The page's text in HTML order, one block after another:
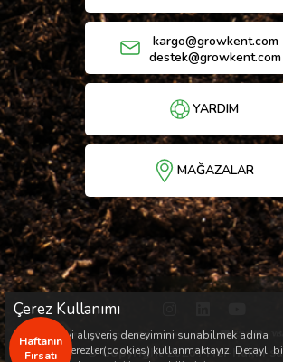
kargo@growkent.com
destek@growkent.com
YARDIM
MAĞAZALAR
Haftanın
Fırsatı
© Copyright 2026 / Her hakkı
Çerez Kullanımı
Sizlere en iyi alışveriş deneyimini sunabilmek adına
sitemizde çerezler(cookies) kullanmaktayız. Detaylı